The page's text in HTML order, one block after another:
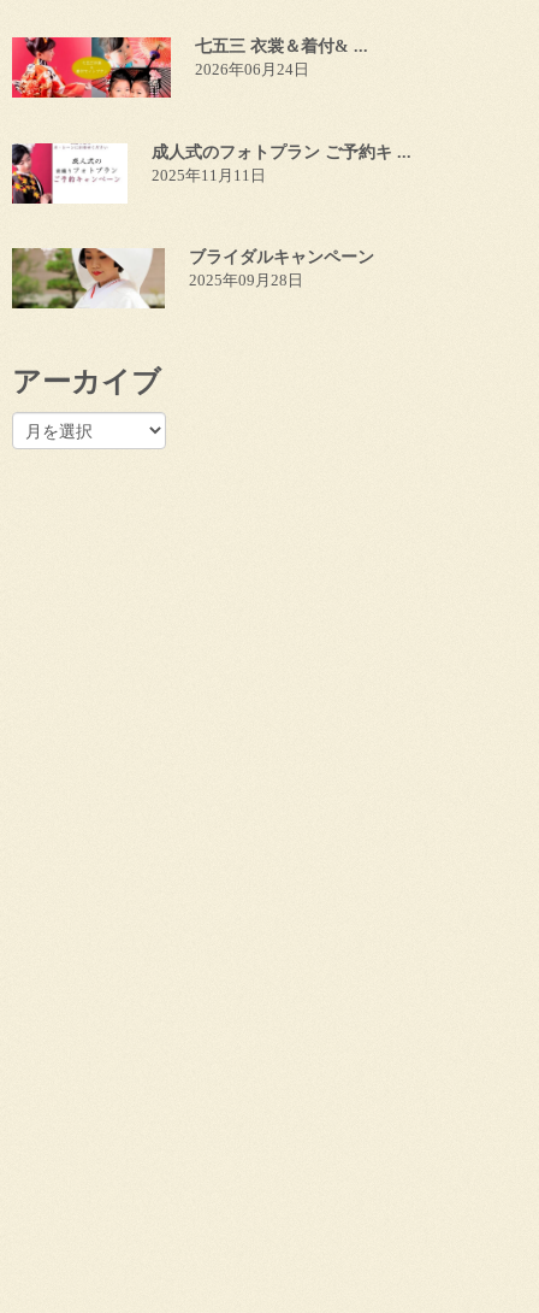
七五三 衣裳＆着付& ...
2026年06月24日
成人式のフォトプラン ご予約キ ...
2025年11月11日
ブライダルキャンペーン
2025年09月28日
アーカイブ